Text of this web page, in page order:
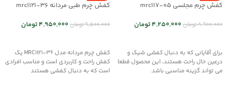
کفش چرم مجلسی mrc117-05
8,900,000تومان4,250,000تومان
برای آقایانی که به دنبال کفشی شیک و
درعین حال راحت هستند، این محصول قطعا
می تواند گزینه مناسبی باشد.
کفش چرم طبی مردانه mrc1121-36
9,500,000تومان4,950,000تومان
کفش چرم مردانه مدل MRC1121-36 یک
کفش راحت و کاربردی است و مناسب افرادی
است که به دنبال کفشی هستند